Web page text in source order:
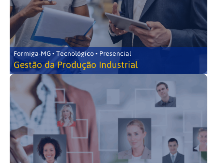
Formiga-MG • Tecnológico • Presencial
Gestão da Produção Industrial